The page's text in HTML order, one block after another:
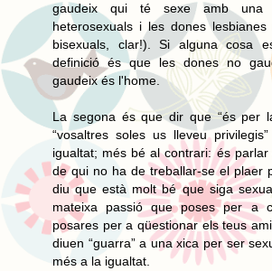
gaudeix qui té sexe amb una
heterosexuals i les dones
bisexuals, clar!). Si alguna cosa
definició és que les dones no
gaudeix és l'home.
La segona és que dir que “és per
“vosaltres soles us lleveu
igualtat; més bé al contrari: és
de qui no ha de treballar-se el plaer
diu que està molt bé que siga
mateixa passió que poses per a
posares per a qüestionar els teus
diuen “guarra” a una xica per ser
més a la igualtat.